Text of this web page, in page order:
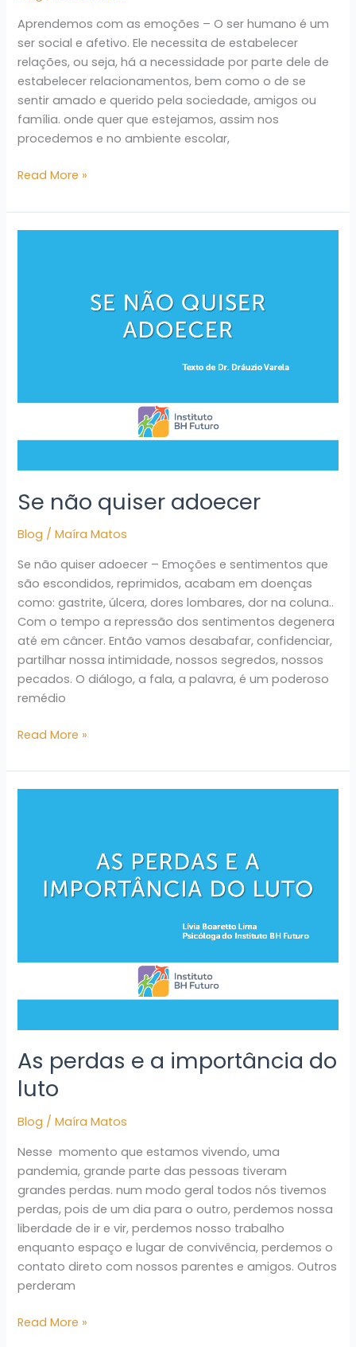
Aprendemos com as emoções – O ser humano é um
ser social e afetivo. Ele necessita de estabelecer
relações, ou seja, há a necessidade por parte dele de
estabelecer relacionamentos, bem como o de se
sentir amado e querido pela sociedade, amigos ou
família. onde quer que estejamos, assim nos
procedemos e no ambiente escolar,
Read More »
Se não quiser adoecer
Blog /Maíra Matos
Se não quiser adoecer – Emoções e sentimentos que
são escondidos, reprimidos, acabam em doenças
como: gastrite, úlcera, dores lombares, dor na coluna..
Com o tempo a repressão dos sentimentos degenera
até em câncer. Então vamos desabafar, confidenciar,
partilhar nossa intimidade, nossos segredos, nossos
pecados. O diálogo, a fala, a palavra, é um poderoso
remédio
Read More »
As perdas e a importância do
luto
Blog /Maíra Matos
Nesse momento que estamos vivendo, uma
pandemia, grande parte das pessoas tiveram
grandes perdas. num modo geral todos nós tivemos
perdas, pois de um dia para o outro, perdemos nossa
liberdade de ir e vir, perdemos nosso trabalho
enquanto espaço e lugar de convivência, perdemos o
contato direto com nossos parentes e amigos. Outros
perderam
Read More »